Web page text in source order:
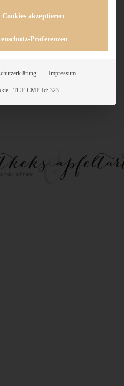
Cookies akzeptieren
Präferenzen
Impressum
- TCF-CMP Id: 323